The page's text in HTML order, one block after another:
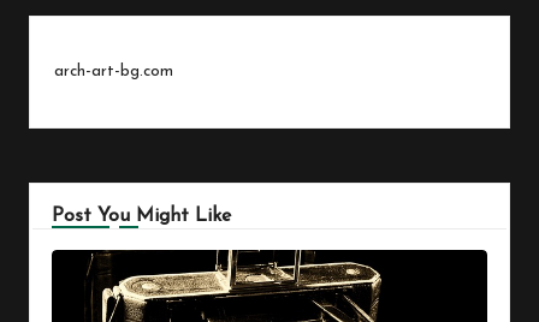
arch-art-bg.com
Post You Might Like